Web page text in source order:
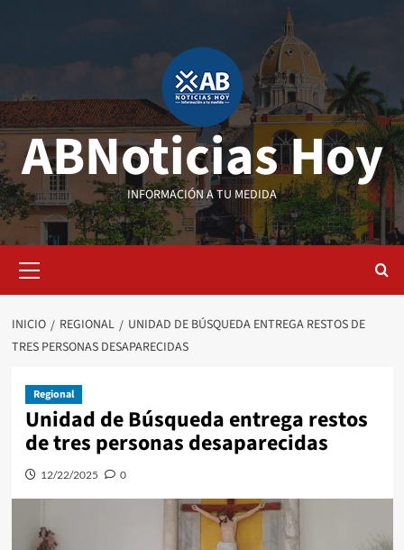
ABNoticias Hoy
INFORMACIÓN A TU MEDIDA
primario
INICIO REGIONAL
UNIDAD DE BÚSQUEDA ENTREGA RESTOS DE
TRES PERSONAS DESAPARECIDAS
Regional
Unidad de Búsqueda entrega restos
de tres personas desaparecidas
12/22/2025 0